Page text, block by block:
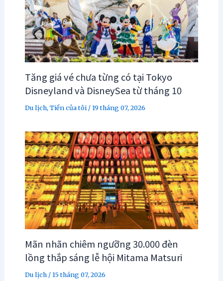
Tăng giá vé chưa từng có tại Tokyo
Disneyland và DisneySea từ tháng 10
Du lịch,Tiền của tôi/19 tháng 07, 2026
Mãn nhãn chiêm ngưỡng 30.000 đèn
lồng thắp sáng lễ hội Mitama Matsuri
Du lịch/15 tháng 07, 2026